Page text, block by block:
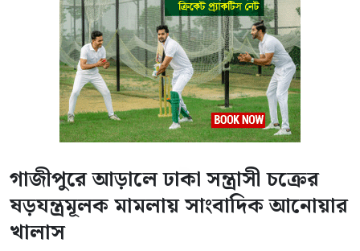
গাজীপুরে আড়ালে ঢাকা সন্ত্রাসী চক্রের
ষড়যন্ত্রমূলক মামলায় সাংবাদিক আনোয়ার
খালাস